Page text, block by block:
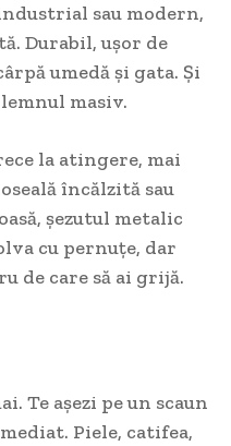
sau modern,
Durabil, ușor de
umedă și gata. Și
masiv.
la atingere, mai
încălzită sau
șezutul metalic
cu pernuțe, dar
de care să ai grijă.
Te așezi pe un scaun
Piele, catifea,